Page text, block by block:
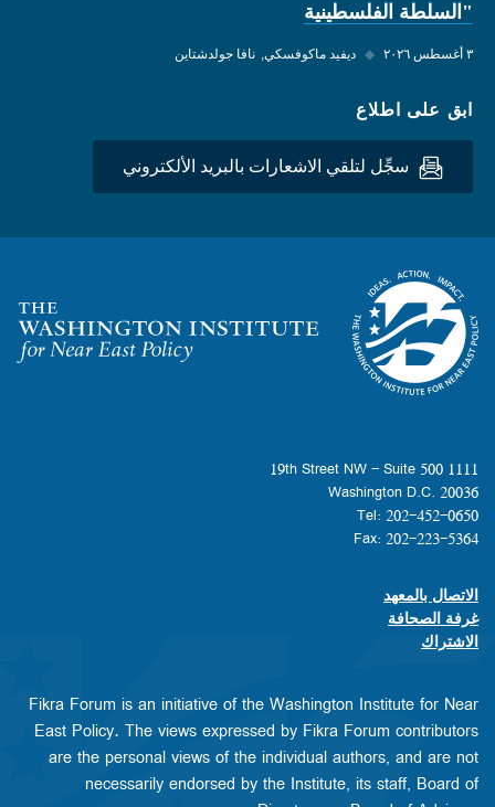
"السلطة الفلسطينية
٣ أغسطس ٢٠٢٦ ◆ ديفيد ماكوفسكي نافا جولدشتاين
ابق على اطلاع
سجِّل لتلقي الاشعارات بالبريد الألكتروني
Homepage
1111 19th Street NW - Suite 500
Washington D.C. 20036
Tel: 202-452-0650
Fax: 202-223-5364
Footer contact links
الاتصال بالمعهد
غرفة الصحافة
الاشتراك
Fikra Forum is an initiative of the Washington Institute for Near
East Policy. The views expressed by Fikra Forum contributors
are the personal views of the individual authors, and are not
necessarily endorsed by the Institute, its staff, Board of